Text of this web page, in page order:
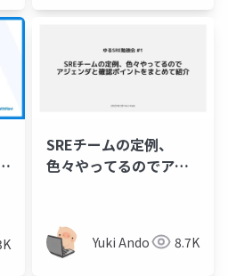
SREチームの定例、
色々やってるのでアジ
Yuki Ando 8.7K